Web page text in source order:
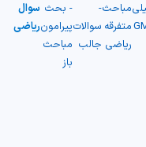
مباحث
متفرقه
ریاضی
-
سوالات
جالب
- بحث
پیرامون
مباحث
باز
سوال
ریاضی